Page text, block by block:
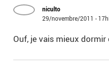
niculto
29/novembre/2011 -
Ouf, je vais mieux dormir